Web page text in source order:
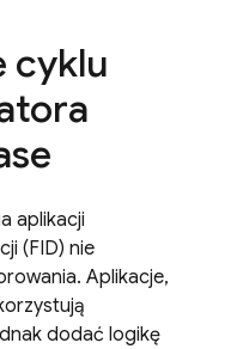
cyklu
aplikacji
(FID) nie
Aplikacje,
dodać logikę